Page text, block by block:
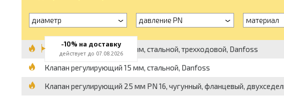
диаметр давление PN материал
Клапан регулирующий 15 мм, стальной, трехходовой, Danfoss
Клапан регулирующий 15 мм, стальной, Danfoss
Клапан регулирующий 25 мм PN 16, чугунный, фланцевый,
-10% на доставку
действует до 07.08.2026